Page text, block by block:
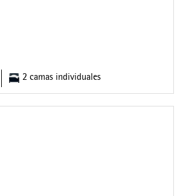
2 camas individuales